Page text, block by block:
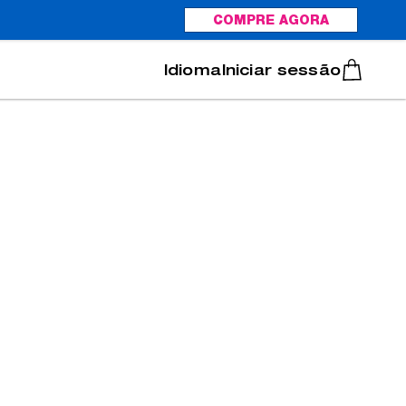
COMPRE AGORA
Português
Iniciar sessão